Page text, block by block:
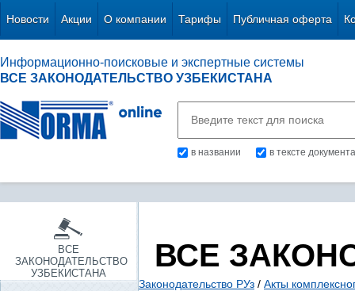
Новости Акции О компании Тарифы Публичная оферта
Информационно-поисковые и экспертные системы
ВСЕ ЗАКОНОДАТЕЛЬСТВО УЗБЕКИСТАНА
в названии в тексте документа
ВСЕ
ЗАКОНОДАТЕЛЬСТВО
УЗБЕКИСТАНА
ВСЕ
Законодательство РУз / Акты